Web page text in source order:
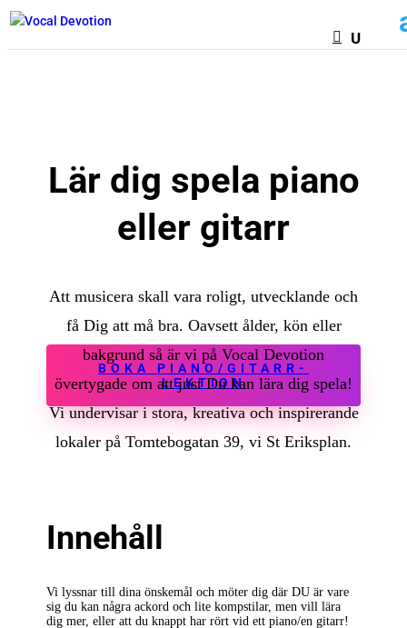
Lär dig spela piano
eller gitarr
Att musicera skall vara roligt, utvecklande och
få Dig att må bra. Oavsett ålder, kön eller
bakgrund så är vi på Vocal Devotion
övertygade om att just Du kan lära dig spela!
Vi undervisar i stora, kreativa och inspirerande
lokaler på Tomtebogatan 39, vi St Eriksplan.
BOKA PIANO/GITARR-
LEKTION
Innehåll
Vi lyssnar till dina önskemål och möter dig där DU är vare
sig du kan några ackord och lite kompstilar, men vill lära
dig mer, eller att du knappt har rört vid ett piano/en gitarr!